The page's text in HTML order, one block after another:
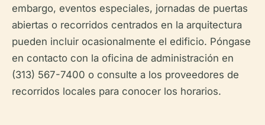
embargo, eventos especiales, jornadas de puertas
abiertas o recorridos centrados en la arquitectura
pueden incluir ocasionalmente el edificio. Póngase
en contacto con la oficina de administración en
(313) 567-7400 o consulte a los proveedores de
recorridos locales para conocer los horarios.